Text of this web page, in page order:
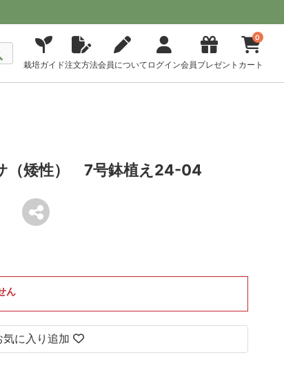
栽培ガイド注文方法会員について ログイン会員プレゼント
0
カート
（矮性） 7号鉢植え24-04
ん
気に入り追加